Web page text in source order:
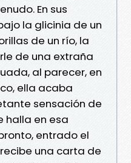
En sus
la glicinia de un
de un río, la
de una extraña
al parecer, en
ella acaba
sensación de
halla en esa
entrado el
una carta de